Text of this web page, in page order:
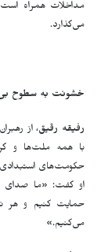
مداخلات همراه است
می‌گذارد.
خشونت به سطوح
رفیقه رقیق، از
با همه ملت‌ها و
حکومت‌های
او گفت: «ما صدای
حمایت کنیم و هر
می‌کنیم.»